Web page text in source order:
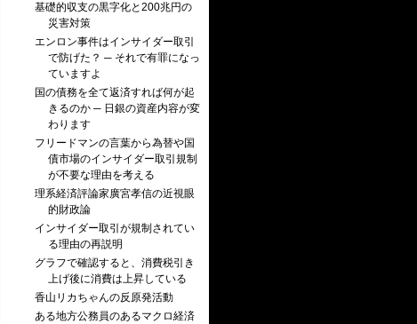
基礎的収支の黒字化と200兆円の
災害対策
エンロン事件はインサイダー取引
で防げた？ ─ それで有罪になっ
ていますよ
国の債務を全て返済すれば何が起
きるのか ─ 日銀の資産内容が変
わります
フリードマンの言葉から為替や国
債市場のインサイダー取引規制
が不要な理由を考える
理系経済評論家廣宮孝信の近視眼
的財政論
インサイダー取引が規制されてい
る理由の再説明
グラフで確認すると、消費税引き
上げ後に消費は上昇している
香山リカちゃんの反原発活動
ある地方公務員のあるマクロ経済